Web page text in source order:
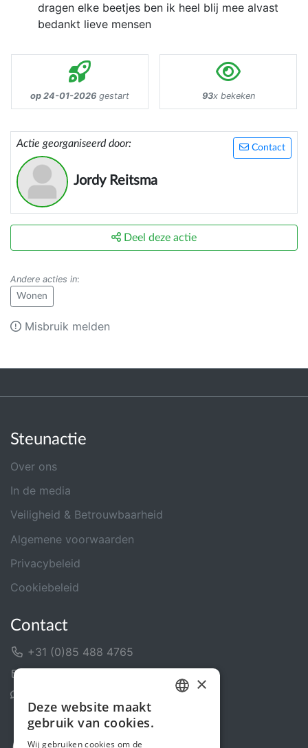
dragen elke beetjes ben ik heel blij mee alvast
bedankt lieve mensen
op 24-01-2026 gestart 93x bekeken
Contact
Actie georganiseerd door:
Jordy Reitsma
Deel deze actie
Andere acties in:
Wonen
Misbruik melden
Steunactie
Over ons
In de media
Veiligheid & Betrouwbaarheid
Algemene voorwaarden
Privacybeleid
Cookiebeleid
Contact
+31 (0)85 488 4765
×
Deze website maakt
gebruik van cookies.
Wij gebruiken cookies om de